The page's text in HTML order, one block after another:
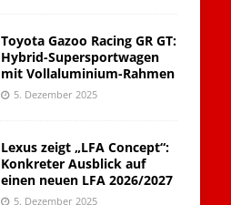
Toyota Gazoo Racing GR GT:
Hybrid-Supersportwagen
mit Vollaluminium-Rahmen
5. Dezember 2025
Lexus zeigt „LFA Concept“:
Konkreter Ausblick auf
einen neuen LFA 2026/2027
5. Dezember 2025